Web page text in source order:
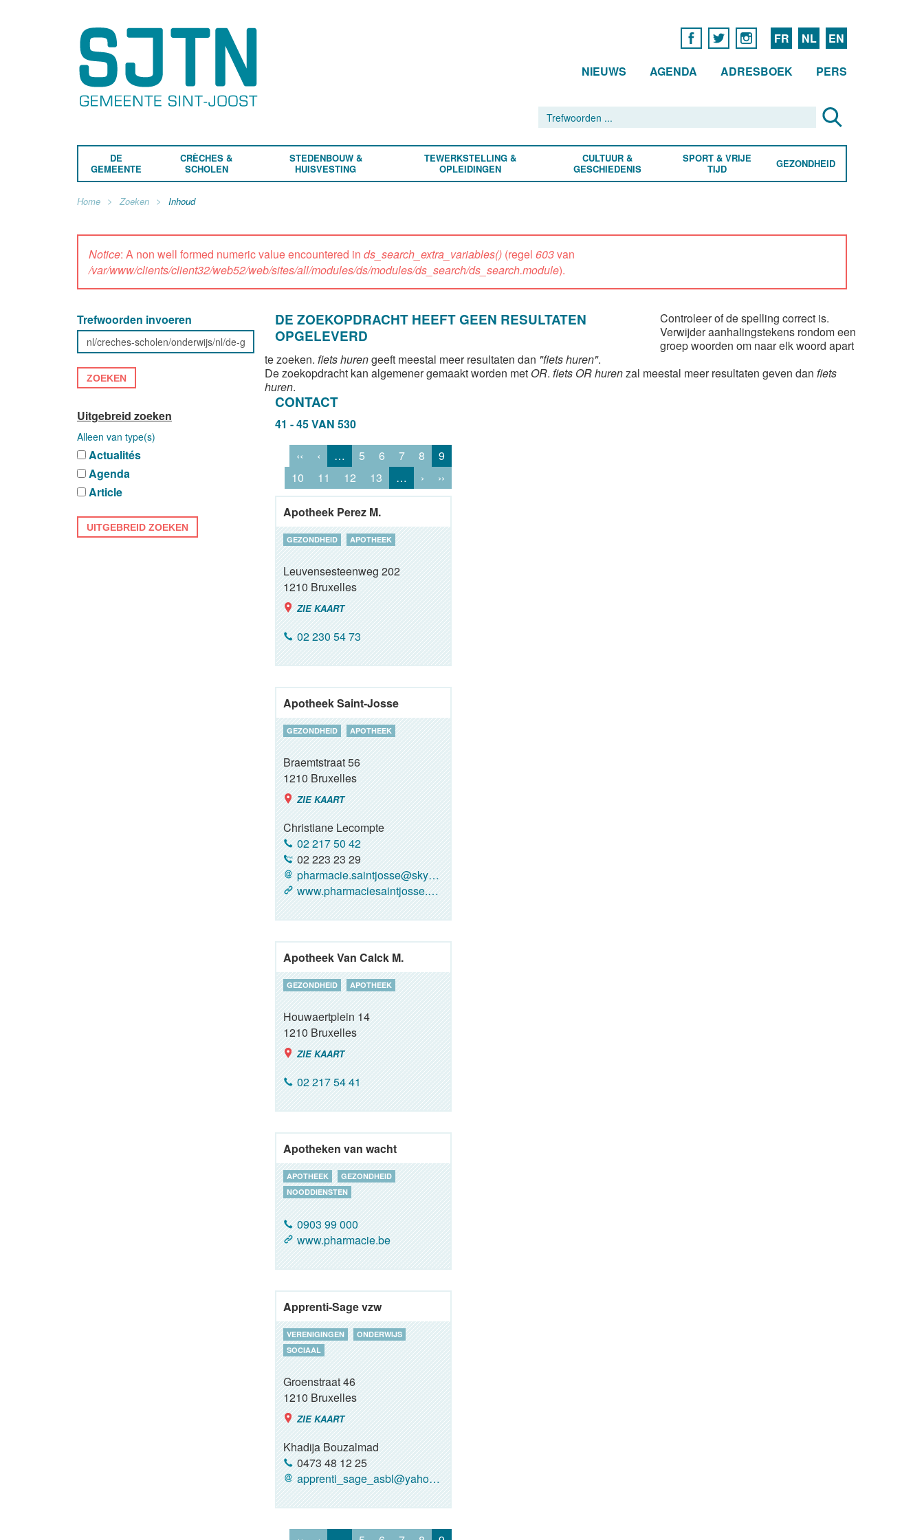
FR NL EN
NIEUWS AGENDA ADRESBOEK PERS
DE
GEMEENTE
CRÈCHES &
SCHOLEN
STEDENBOUW &
HUISVESTING
TEWERKSTELLING &
OPLEIDINGEN
CULTUUR &
GESCHIEDENIS
SPORT & VRIJE
TIJD
GEZONDHEID
Home Zoeken Inhoud
Notice: A non well formed numeric value encountered in ds_search_extra_variables() (regel 603van
/var/www/clients/client32/web52/web/sites/all/modules/ds/modules/ds_search/ds_search.module).
Trefwoorden invoeren
ZOEKEN
Uitgebreid zoeken
Alleen van type(s)
Actualités
Agenda
Article
UITGEBREID ZOEKEN
DE ZOEKOPDRACHT HEEFT GEEN RESULTATEN
OPGELEVERD
Controleer of de spelling correct is.
Verwijder aanhalingstekens rondom een
groep woorden om naar elk woord apart
te zoeken. fiets hurengeeft meestal meer resultaten dan "fiets huren".
De zoekopdracht kan algemener gemaakt worden met OR. fiets OR hurenzal meestal meer resultaten geven dan fiets
huren.
CONTACT
41 - 45 VAN 530
‹‹
‹ … 5 6 7 8
9
10
11 12 13 … › ››
Apotheek Perez M.
GEZONDHEID APOTHEEK
Leuvensesteenweg 202
1210Bruxelles
ZIE KAART
02 230 54 73
Apotheek Saint-Josse
GEZONDHEID APOTHEEK
Braemtstraat 56
1210Bruxelles
ZIE KAART
Christiane Lecompte
02 217 50 42
02 223 23 29
pharmacie.saintjosse@skynet.be
www.pharmaciesaintjosse.com
Apotheek Van Calck M.
GEZONDHEID APOTHEEK
Houwaertplein 14
1210Bruxelles
ZIE KAART
02 217 54 41
Apotheken van wacht
APOTHEEK
GEZONDHEID
NOODDIENSTEN
0903 99 000
www.pharmacie.be
Apprenti-Sage vzw
VERENIGINGEN
ONDERWIJS
SOCIAAL
Groenstraat 46
1210Bruxelles
ZIE KAART
Khadija Bouzalmad
0473 48 12 25
apprenti_sage_asbl@yahoo.fr